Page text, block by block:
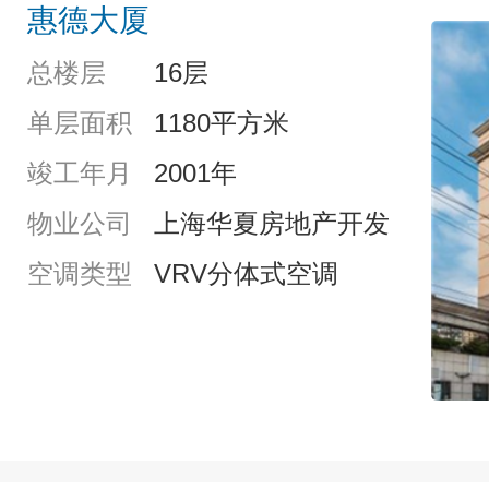
惠德大厦
总楼层
16层
单层面积
1180平方米
竣工年月
2001年
物业公司
上海华夏房地产开发
空调类型
VRV分体式空调